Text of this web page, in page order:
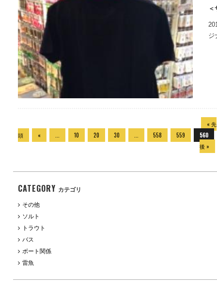
CATEGORY カテゴリ
その他
ソルト
トラウト
バス
ボート関係
雷魚
ジ
« 先
頭
« 10 20 30 558 559
560
後 »